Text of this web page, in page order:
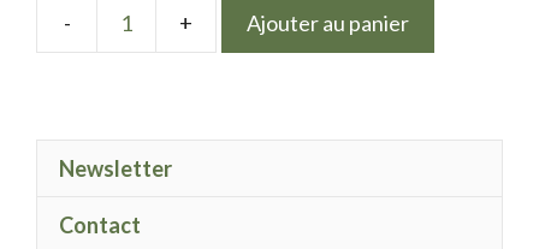
quantité
Holorust
Ajouter au panier
Newsletter
Contact